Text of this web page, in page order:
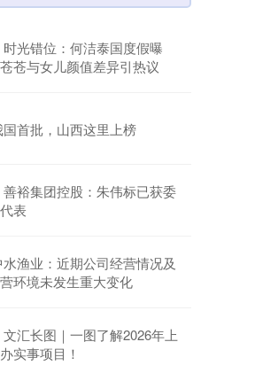
光错位：何洁泰国度假曝
苍与女儿颜值差异引热议
首批，山西这里上榜
善裕集团控股：朱伟标已获委
表
渔业：近期公司经营情况及
环境未发生重大变化
汇长图｜一图了解2026年上
实事项目！